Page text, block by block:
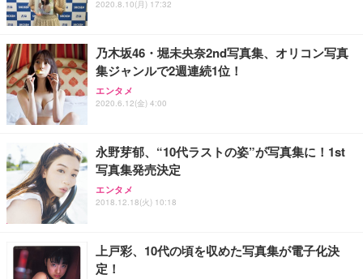
2020.8.10(月) 17:32
乃木坂46・堀未央奈2nd写真集、オリコン写真
集ジャンルで2週連続1位！
エンタメ
2020.6.12(金) 4:00
永野芽郁、“10代ラストの姿”が写真集に！1st
写真集発売決定
エンタメ
2018.12.18(火) 10:18
上戸彩、10代の頃を収めた写真集が電子化決
定！